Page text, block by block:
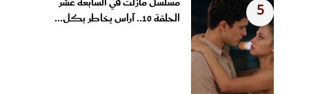
5
الحلقة 10.. آراس يخاطر بكل...